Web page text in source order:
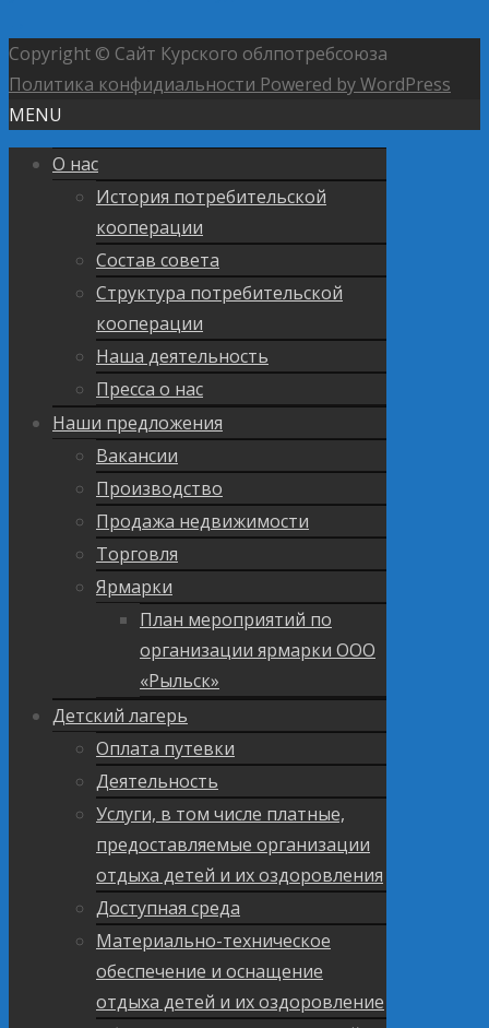
Copyright © Сайт Курского облпотребсоюза
Политика конфидиальности Powered by WordPress
MENU
О нас
История потребительской
кооперации
Состав совета
Структура потребительской
кооперации
Наша деятельность
Пресса о нас
Наши предложения
Вакансии
Производство
Продажа недвижимости
Торговля
Ярмарки
План мероприятий по
организации ярмарки ООО
«Рыльск»
Детский лагерь
Оплата путевки
Деятельность
Услуги, в том числе платные,
предоставляемые организации
отдыха детей и их оздоровления
Доступная среда
Материально-техническое
обеспечение и оснащение
отдыха детей и их оздоровление